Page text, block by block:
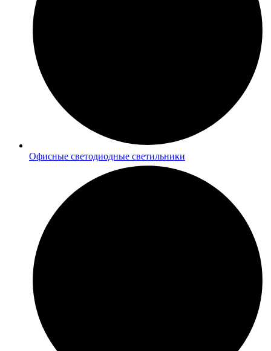
Офисные светодиодные светильники